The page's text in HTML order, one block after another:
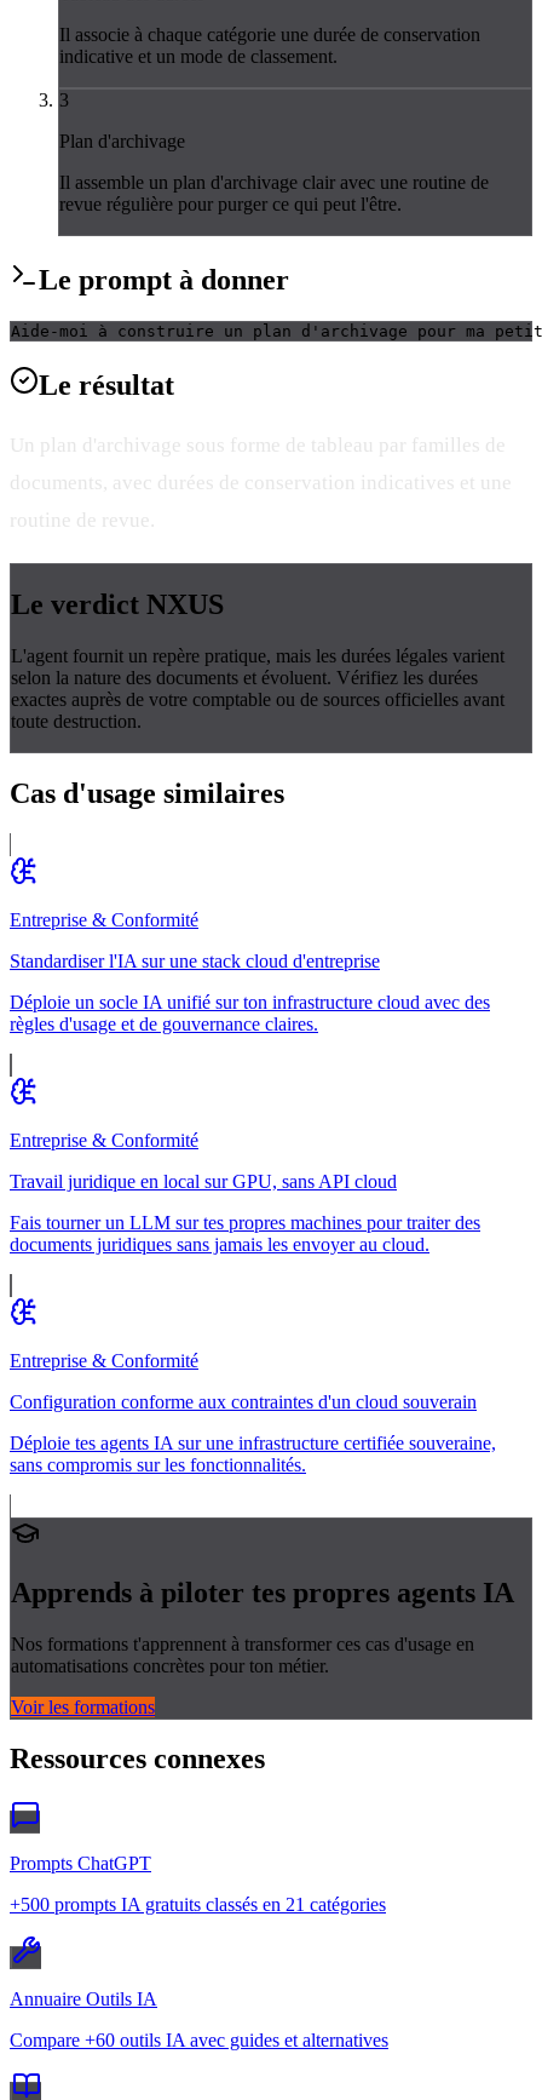
Il associe à chaque catégorie une durée de conservation
indicative et un mode de classement.
3
Plan d'archivage
Il assemble un plan d'archivage clair avec une routine de
revue régulière pour purger ce qui peut l'être.
Le prompt à donner
Aide-moi à construire un plan d'archivage pour ma
Le résultat
Un plan d'archivage sous forme de tableau par familles de
documents, avec durées de conservation indicatives et une
routine de revue.
Le verdict NXUS
L'agent fournit un repère pratique, mais les durées légales varient
selon la nature des documents et évoluent. Vérifiez les durées
exactes auprès de votre comptable ou de sources officielles avant
toute destruction.
Cas d'usage similaires
Entreprise & Conformité
Standardiser l'IA sur une stack cloud d'entreprise
Déploie un socle IA unifié sur ton infrastructure cloud avec des
règles d'usage et de gouvernance claires.
Entreprise & Conformité
Travail juridique en local sur GPU, sans API cloud
Fais tourner un LLM sur tes propres machines pour traiter des
documents juridiques sans jamais les envoyer au cloud.
Entreprise & Conformité
Configuration conforme aux contraintes d'un cloud souverain
Déploie tes agents IA sur une infrastructure certifiée souveraine,
sans compromis sur les fonctionnalités.
Apprends à piloter tes propres agents IA
Nos formations t'apprennent à transformer ces cas d'usage en
automatisations concrètes pour ton métier.
Voir les formations
Ressources connexes
Prompts ChatGPT
+500 prompts IA gratuits classés en 21 catégories
Annuaire Outils IA
Compare +60 outils IA avec guides et alternatives